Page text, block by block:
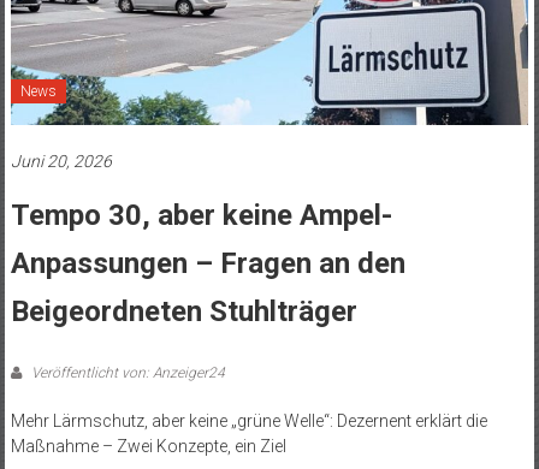
News
Juni 20, 2026
Tempo 30, aber keine Ampel-
Anpassungen – Fragen an den
Beigeordneten Stuhlträger
Veröffentlicht von: Anzeiger24
Mehr Lärmschutz, aber keine „grüne Welle“: Dezernent erklärt die
Maßnahme – Zwei Konzepte, ein Ziel